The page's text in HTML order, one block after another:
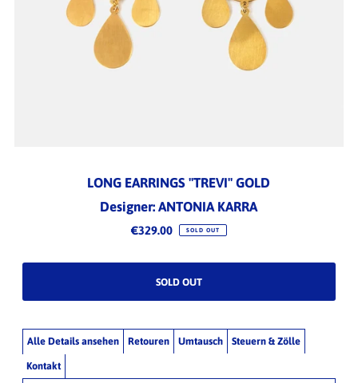
LONG EARRINGS "TREVI" GOLD
Designer: ANTONIA KARRA
€329.00 SOLD OUT
Alle Details ansehen Retouren Umtausch Steuern & Zölle
Kontakt